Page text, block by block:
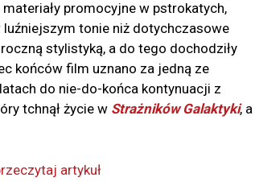
promocyjne w pstrokatych,
luźniejszym tonie niż dotychczasowe
stylistyką, a do tego dochodziły
końców film uznano za jedną ze
do nie-do-końca kontynuacji z
tchnął życie w Strażników Galaktyki, a
artykuł